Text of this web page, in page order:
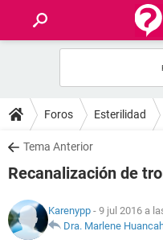
FOROS
SALUD
NUTRICIÓN
Foros Esterilidad
Tema Anterior
Recanalización de
Karenypp - 9 jul 2016 a
Dra. Marlene